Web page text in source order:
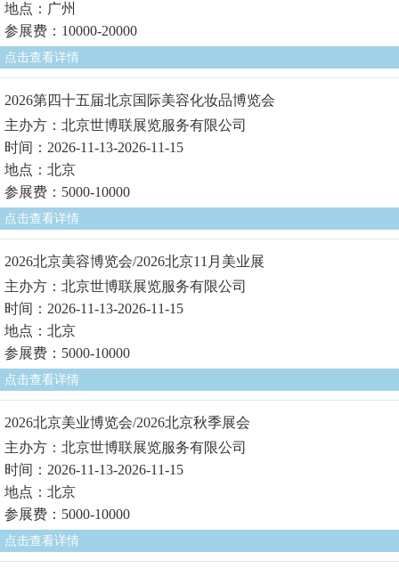
地点：广州
参展费：10000-20000
点击查看详情
2026第四十五届北京国际美容化妆品博览会
主办方：北京世博联展览服务有限公司
时间：2026-11-13-2026-11-15
地点：北京
参展费：5000-10000
点击查看详情
2026北京美容博览会/2026北京11月美业展
主办方：北京世博联展览服务有限公司
时间：2026-11-13-2026-11-15
地点：北京
参展费：5000-10000
点击查看详情
2026北京美业博览会/2026北京秋季展会
主办方：北京世博联展览服务有限公司
时间：2026-11-13-2026-11-15
地点：北京
参展费：5000-10000
点击查看详情